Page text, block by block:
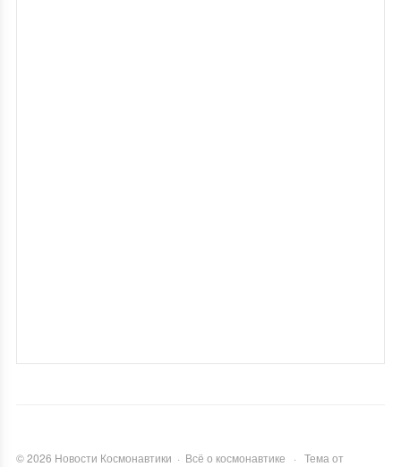
©2026 Новости Космонавтики · Всё о космонавтике · Тема от